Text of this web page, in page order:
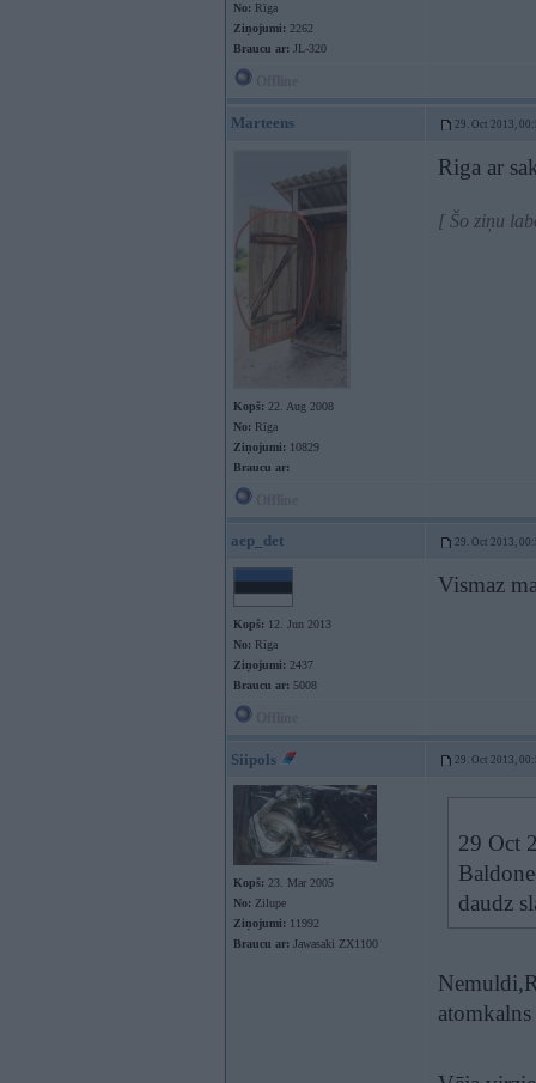
No: Rīga
Ziņojumi: 2262
Braucu ar: JL-320
Marteens 29. Oct 2013,
Kopš: 22. Aug 2008
No: Rīga
Ziņojumi: 10829
Braucu ar:
Riga ar
[ Šo ziņu
aep_det 29. Oct 2013,
Kopš: 12. Jun 2013
No: Rīga
Ziņojumi: 2437
Braucu ar: 5008
Vismaz
Siipols 29. Oct 2013,
Kopš: 23. Mar 2005
No: Zilupe
Ziņojumi: 11992
Braucu ar: Jawasaki ZX1100
29 Oct
daudz